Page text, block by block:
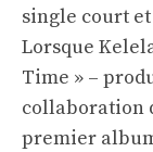
single court
Lorsque
Time » –
collaboration
premier